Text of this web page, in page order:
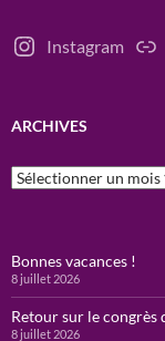
Instagram
ARCHIVES
Archives
Bonnes vacances !
8 juillet 2026
Retour sur le congrès
8 juillet 2026